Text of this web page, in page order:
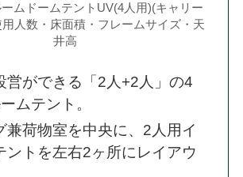
ムドームテントUV(4人用)(キャリー
人数・床面積・フレームサイズ・天
井高
営ができる「2人+2人」の4
ムテント。
兼荷物室を中央に、2人用イ
ントを左右2ヶ所にレイアウ